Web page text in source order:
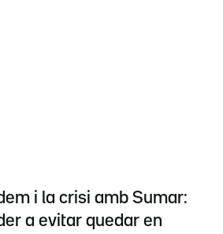
i la crisi amb Sumar:
a evitar quedar en